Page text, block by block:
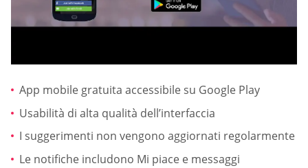
App mobile gratuita accessibile su Google Play
Usabilità di alta qualità dell’interfaccia
I suggerimenti non vengono aggiornati regolarmente
Le notifiche includono Mi piace e messaggi